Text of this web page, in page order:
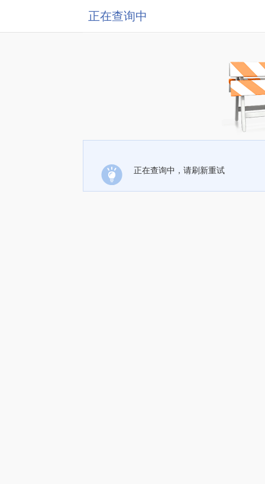
正在查询中
正在查询中，请刷新重试